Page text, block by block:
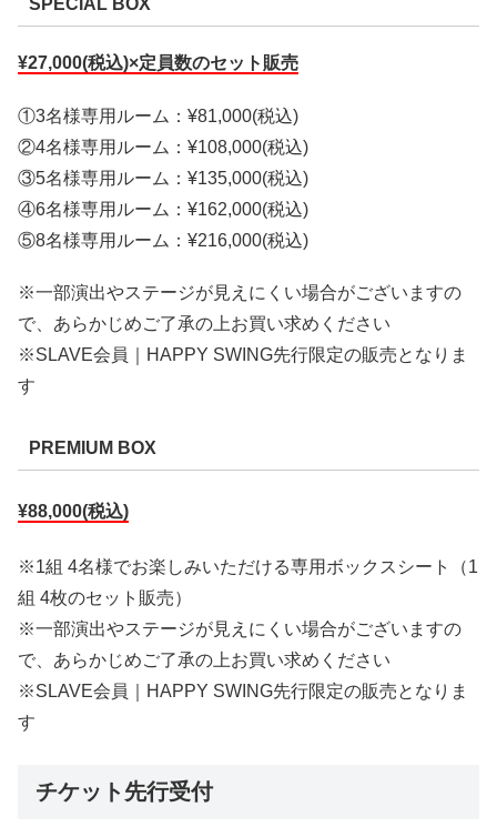
¥27,000(税込)×定員数のセット販売
①3名様専用ルーム：¥81,000(税込)
②4名様専用ルーム：¥108,000(税込)
③5名様専用ルーム：¥135,000(税込)
④6名様専用ルーム：¥162,000(税込)
⑤8名様専用ルーム：¥216,000(税込)
※⼀部演出やステージが⾒えにくい場合がございますの
で、あらかじめご了承の上お買い求めください
※SLAVE会員｜HAPPY SWING先行限定の販売となりま
す
PREMIUM BOX
¥88,000(税込)
※1組 4名様でお楽しみいただける専用ボックスシート（1
組 4枚のセット販売）
※⼀部演出やステージが⾒えにくい場合がございますの
で、あらかじめご了承の上お買い求めください
※SLAVE会員｜HAPPY SWING先行限定の販売となりま
す
チケット先行受付